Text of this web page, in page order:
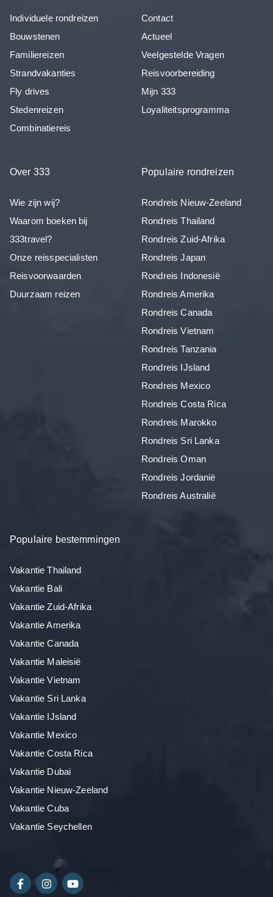
Individuele rondreizen
Bouwstenen
Familiereizen
Strandvakanties
Fly drives
Stedenreizen
Combinatiereis
Contact
Actueel
Veelgestelde Vragen
Reisvoorbereiding
Mijn 333
Loyaliteitsprogramma
Over 333
Wie zijn wij?
Waarom boeken bij
333travel?
Onze reisspecialisten
Reisvoorwaarden
Duurzaam reizen
Populaire rondreizen
Rondreis Nieuw-Zeeland
Rondreis Thailand
Rondreis Zuid-Afrika
Rondreis Japan
Rondreis Indonesië
Rondreis Amerika
Rondreis Canada
Rondreis Vietnam
Rondreis Tanzania
Rondreis IJsland
Rondreis Mexico
Rondreis Costa Rica
Rondreis Marokko
Rondreis Sri Lanka
Rondreis Oman
Rondreis Jordanië
Rondreis Australië
Populaire bestemmingen
Vakantie Thailand
Vakantie Bali
Vakantie Zuid-Afrika
Vakantie Amerika
Vakantie Canada
Vakantie Maleisië
Vakantie Vietnam
Vakantie Sri Lanka
Vakantie IJsland
Vakantie Mexico
Vakantie Costa Rica
Vakantie Dubai
Vakantie Nieuw-Zeeland
Vakantie Cuba
Vakantie Seychellen